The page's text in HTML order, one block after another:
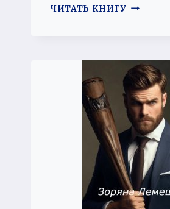
ЧИТАТЬ КНИГУ